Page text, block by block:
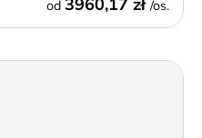
od /os.